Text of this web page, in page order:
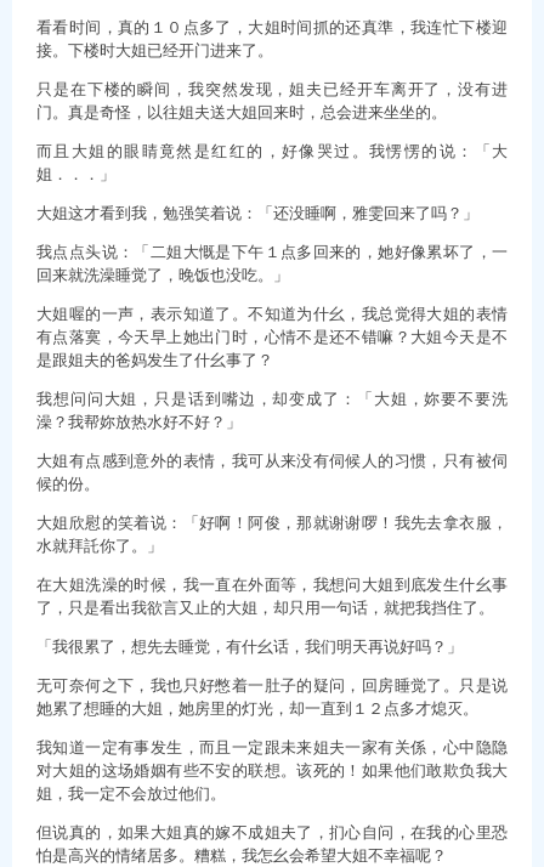
看看时间，真的１０点多了，大姐时间抓的还真準，我连忙下楼迎
接。下楼时大姐已经开门进来了。
只是在下楼的瞬间，我突然发现，姐夫已经开车离开了，没有进
门。真是奇怪，以往姐夫送大姐回来时，总会进来坐坐的。
而且大姐的眼睛竟然是红红的，好像哭过。我愣愣的说：「大
姐．．．」
大姐这才看到我，勉强笑着说：「还没睡啊，雅雯回来了吗？」
我点点头说：「二姐大慨是下午１点多回来的，她好像累坏了，一
回来就洗澡睡觉了，晚饭也没吃。」
大姐喔的一声，表示知道了。不知道为什幺，我总觉得大姐的表情
有点落寞，今天早上她出门时，心情不是还不错嘛？大姐今天是不
是跟姐夫的爸妈发生了什幺事了？
我想问问大姐，只是话到嘴边，却变成了：「大姐，妳要不要洗
澡？我帮妳放热水好不好？」
大姐有点感到意外的表情，我可从来没有伺候人的习惯，只有被伺
候的份。
大姐欣慰的笑着说：「好啊！阿俊，那就谢谢啰！我先去拿衣服，
水就拜託你了。」
在大姐洗澡的时候，我一直在外面等，我想问大姐到底发生什幺事
了，只是看出我欲言又止的大姐，却只用一句话，就把我挡住了。
「我很累了，想先去睡觉，有什幺话，我们明天再说好吗？」
无可奈何之下，我也只好憋着一肚子的疑问，回房睡觉了。只是说
她累了想睡的大姐，她房里的灯光，却一直到１２点多才熄灭。
我知道一定有事发生，而且一定跟未来姐夫一家有关係，心中隐隐
对大姐的这场婚姻有些不安的联想。该死的！如果他们敢欺负我大
姐，我一定不会放过他们。
但说真的，如果大姐真的嫁不成姐夫了，扪心自问，在我的心里恐
怕是高兴的情绪居多。糟糕，我怎幺会希望大姐不幸福呢？